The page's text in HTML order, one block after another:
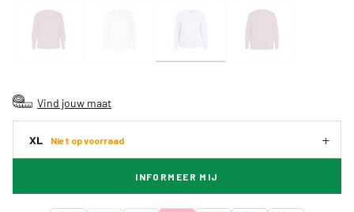
Vind jouw maat
XL Niet op voorraad
INFORMEER MIJ